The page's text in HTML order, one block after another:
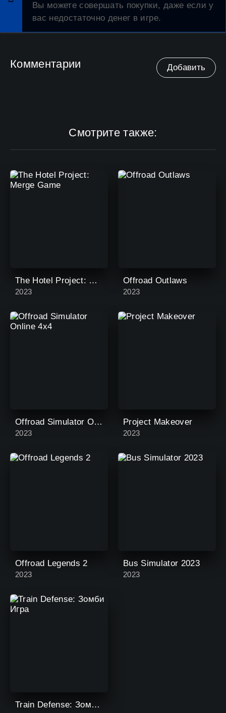
Вы можете совершать покупки, даже если у
вас недостаточно денег в игре.
Комментарии Добавить
Смотрите также:
The Hotel Project: Merge Game
2023
Offroad Outlaws
2023
Offroad Simulator Online 4x4
2023
Project Makeover
2023
Offroad Legends 2
2023
Bus Simulator 2023
2023
Train Defense: Зомби Игра